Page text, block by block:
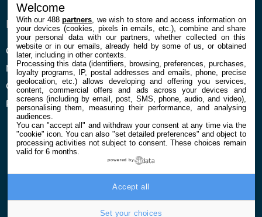
ENTREPRISE
Qui sommes nous
Mentions légales et CGU
Confidentialité et Cookies
Préférences cookies
À PROPOS
La rédaction
Contact
Welcome
With our 488partners , we wish to store and access information on
your devices (cookies, pixels in emails, etc.), combine and share
your personal data with our partners, whether collected on this
website or in our emails, already held by some of us, or obtained
later, including in other contexts.
Processing this data (identifiers, browsing, preferences, purchases,
loyalty programs, IP, postal addresses and emails, phone, precise
geolocation, etc.) allows developing and offering you services,
content, commercial offers and ads across your devices and
screens (including by email, post, SMS, phone, audio, and video),
personalising them, measuring their performance, and analysing
audiences.
You can "accept all" and withdraw your consent at any time via the
"cookie" icon. You can also "set detailed preferences" and object to
processing activities not subject to consent. These choices remain
valid for 6 months.
powered by
Set your choices
Accept all